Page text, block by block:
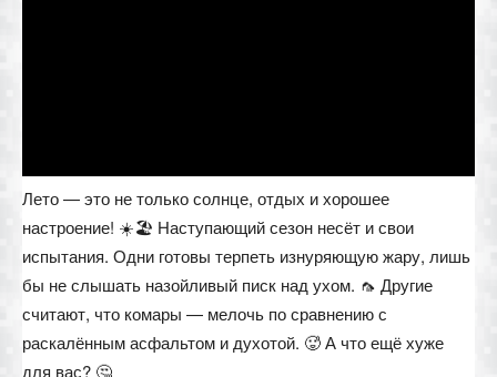
Лето — это не только солнце, отдых и хорошее
настроение! ☀️🏖 Наступающий сезон несёт и свои
испытания. Одни готовы терпеть изнуряющую жару, лишь
бы не слышать назойливый писк над ухом. 🦟 Другие
считают, что комары — мелочь по сравнению с
раскалённым асфальтом и духотой. 🥵 А что ещё хуже
для вас? 🤔